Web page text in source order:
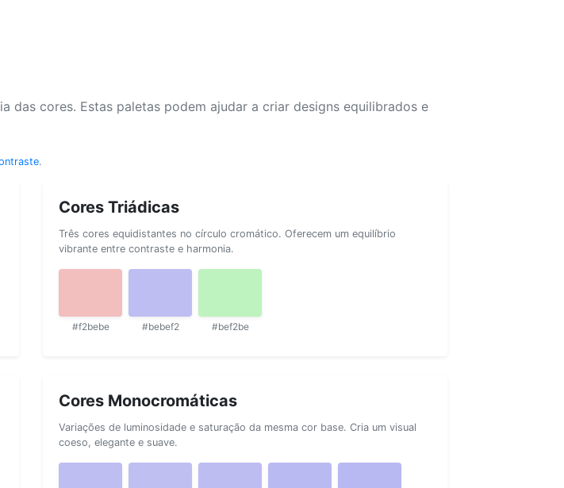
das cores. Estas paletas podem ajudar a criar designs equilibrados e
.
Cores Triádicas
Três cores equidistantes no círculo cromático. Oferecem um equilíbrio
vibrante entre contraste e harmonia.
#f2bebe #bebef2 #bef2be
Cores Monocromáticas
Variações de luminosidade e saturação da mesma cor base. Cria um visual
coeso, elegante e suave.